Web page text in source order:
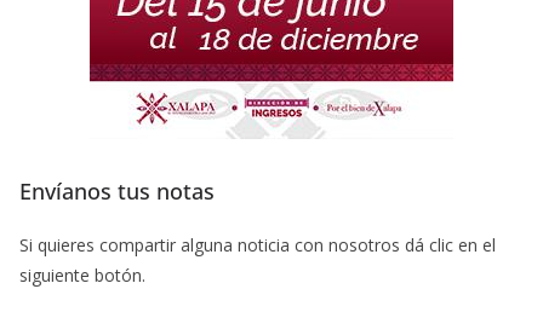
Envíanos tus notas
Si quieres compartir alguna noticia con nosotros dá clic en el
siguiente botón.